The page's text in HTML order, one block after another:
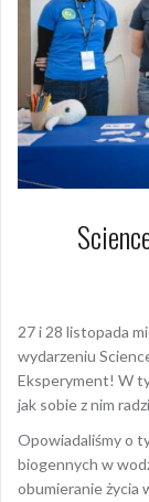
27 i 28 listopada
wydarzeniu
Eksperyment! W
jak sobie z nim
Opowiadaliśmy o
biogennych w
obumieranie życia